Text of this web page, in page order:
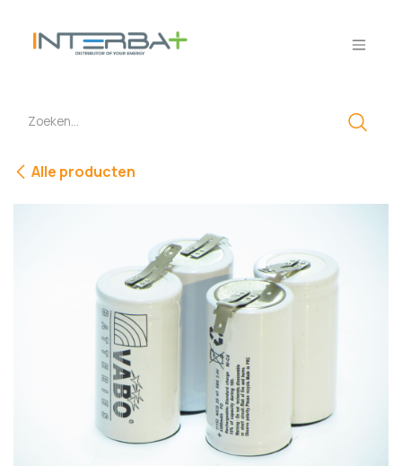
Alle producten